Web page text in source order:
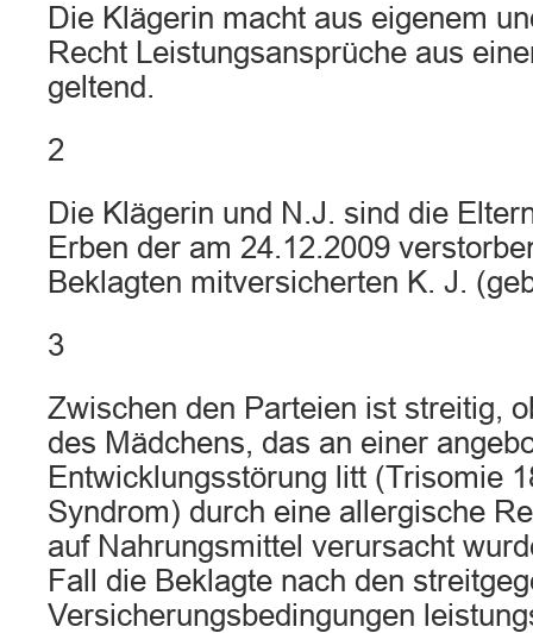
Die Klägerin macht aus eigenem
Recht Leistungsansprüche aus
geltend.
2
Die Klägerin und N.J. sind die
Erben der am 24.12.2009
Beklagten mitversicherten K. J.
3
Zwischen den Parteien ist streitig,
des Mädchens, das an einer
Entwicklungsstörung litt (Trisomie
Syndrom) durch eine allergische
auf Nahrungsmittel verursacht
Fall die Beklagte nach den
Versicherungsbedingungen